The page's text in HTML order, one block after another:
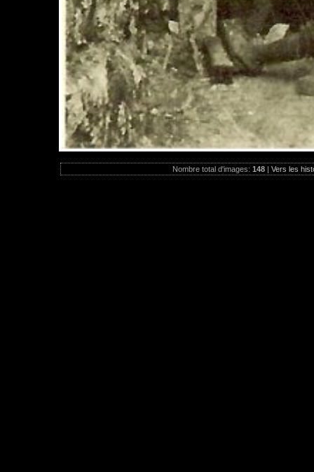
Nombre total d'images: 148 | Vers les